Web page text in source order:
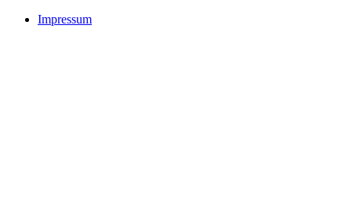
Impressum